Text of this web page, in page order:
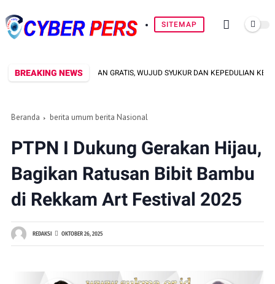
SITEMAP
BREAKING NEWS
PENGOBATAN GRATIS, WUJUD SYUKUR DAN KEPEDULIAN KEPADA
Beranda berita umum berita Nasional
PTPN I Dukung Gerakan Hijau,
Bagikan Ratusan Bibit Bambu
di Rekkam Art Festival 2025
REDAKSI OKTOBER 26, 2025